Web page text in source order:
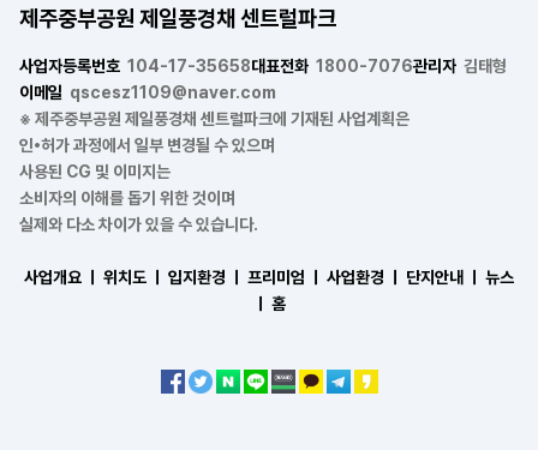
제주중부공원 제일풍경채 센트럴파크
사업자등록번호 104-17-35658대표전화 1800-7076관리자 김태형
이메일 qscesz1109@naver.com
※ 제주중부공원 제일풍경채 센트럴파크에 기재된 사업계획은
인•허가 과정에서 일부 변경될 수 있으며
사용된 CG 및 이미지는
소비자의 이해를 돕기 위한 것이며
실제와 다소 차이가 있을 수 있습니다.
사업개요 ㅣ 위치도 ㅣ 입지환경 ㅣ 프리미엄 ㅣ 사업환경 ㅣ 단지안내 ㅣ
뉴스
홈